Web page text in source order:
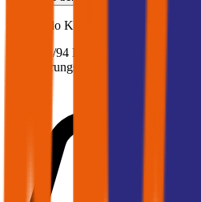
Scudo Kombi, Vollkasko
127.7 PS/94 KW, diesel, Baujahr 2016,
Versicherungsnehmer 30 Jahre